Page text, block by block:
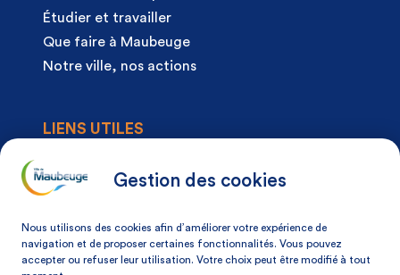
Gestion des cookies
Nous utilisons des cookies afin d’améliorer votre expérience de
navigation et de proposer certaines fonctionnalités. Vous pouvez
accepter ou refuser leur utilisation. Votre choix peut être modifié à tout
Étudier et travailler
Que faire à Maubeuge
Notre ville, nos actions
LIENS UTILES
Actualités
Articles à la une
Mon espace citoyen
Mon avis, ma ville